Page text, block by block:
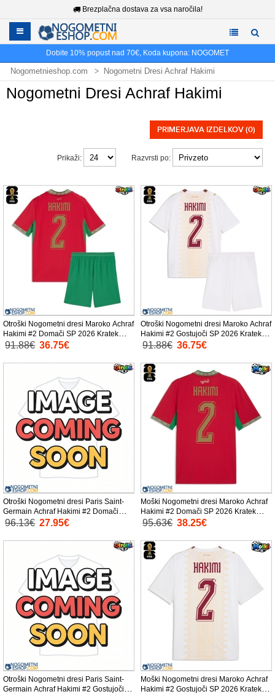
Brezplačna dostava za vsa naročila!
Dobite 10% popust nad 70€, Koda kupona: NOGOMET
Nogometnieshop.com Nogometni Dresi Achraf Hakimi
Nogometni Dresi Achraf Hakimi
PRIMERJAVA IZDELKOV (0)
Razvrsti po:
Prikaži:
Otroški Nogometni dresi Maroko Achraf
Hakimi #2 Domači SP 2026 Kratek
Rokav (+ Kratke hlače)
91.88€ 36.75€
Otroški Nogometni dresi Maroko Achraf
Hakimi #2 Gostujoči SP 2026 Kratek
Rokav (+ Kratke hlače)
91.88€ 36.75€
Otroški Nogometni dresi Paris Saint-
Germain Achraf Hakimi #2 Domači
2026-27 Kratek Rokav (+ Kratke hlače)
96.13€ 27.95€
Moški Nogometni dresi Maroko Achraf
Hakimi #2 Domači SP 2026 Kratek
Rokav
95.63€ 38.25€
Otroški Nogometni dresi Paris Saint-
Germain Achraf Hakimi #2 Gostujoči
Moški Nogometni dresi Maroko Achraf
Hakimi #2 Gostujoči SP 2026 Kratek